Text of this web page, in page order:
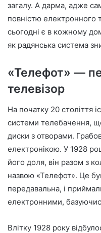
загалу. А дарма, адже
повністю електронного
сьогодні є в кожному
як радянська система
«Телефот» —
телевізор
На початку 20 століття
системи телебачення,
диски з отворами.
електронікою. У 1928
його доля, він разом з
назвою «Телефот». Це
передавальна, і
електронними,
Влітку 1928 року